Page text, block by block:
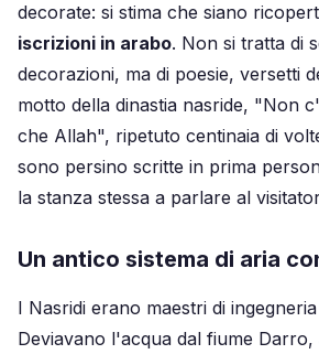
decorate: si stima che siano
iscrizioni in arabo. Non si tratta di
decorazioni, ma di poesie, versetti
motto della dinastia nasride, "Non
che Allah", ripetuto centinaia di
sono persino scritte in prima
la stanza stessa a parlare al
Un antico sistema di aria
I Nasridi erano maestri di
Deviavano l'acqua dal fiume